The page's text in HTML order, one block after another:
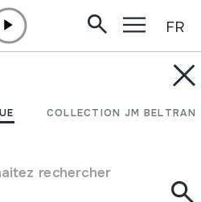
COLLECTION JM BELTRAN
rechercher
FR
y baila.